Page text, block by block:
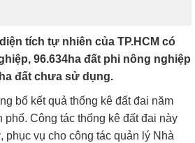
tích tự nhiên của TP.HCM có
96.634ha đất phi nông nghiệp
đất chưa sử dụng.
bố kết quả thống kê đất đai năm
phố. Công tác thống kê đất đai này
vụ cho công tác quản lý Nhà